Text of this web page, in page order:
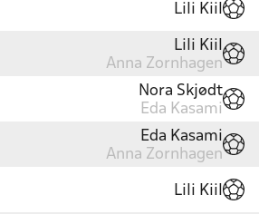
Lili Kiil
Lili Kiil
Anna Zornhagen
Nora Skjødt
Eda Kasami
Eda Kasami
Anna Zornhagen
Lili Kiil